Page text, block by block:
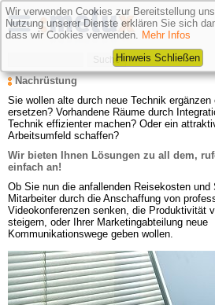
Nachrüstung
Sie wollen alte durch neue Technik ergänzen
ersetzen? Vorhandene Räume durch
Technik effizienter machen? Oder ein
Arbeitsumfeld schaffen?
Wir bieten Ihnen Lösungen zu all dem,
einfach an!
Ob Sie nun die anfallenden Reisekosten und
Mitarbeiter durch die Anschaffung von
Videokonferenzen senken, die Produktivität
steigern, oder Ihrer Marketingabteilung neue
Kommunikationswege geben wollen.
Wir verwenden Cookies zur Bereitstellung
Nutzung unserer Dienste erklären Sie sich
dass wir Cookies verwenden. Mehr Infos
Hinweis Schließen